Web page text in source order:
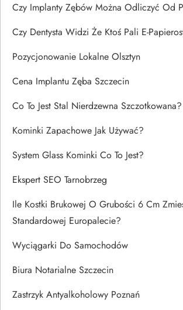
Czy Implanty Zębów Można Odliczyć Od
Czy Dentysta Widzi Że Ktoś Pali E-
Pozycjonowanie Lokalne Olsztyn
Cena Implantu Zęba Szczecin
Co To Jest Stal Nierdzewna Szczotkowana?
Kominki Zapachowe Jak Używać?
System Glass Kominki Co To Jest?
Ekspert SEO Tarnobrzeg
Ile Kostki Brukowej O Grubości 6 Cm
Standardowej Europalecie?
Wyciągarki Do Samochodów
Biura Notarialne Szczecin
Zastrzyk Antyalkoholowy Poznań